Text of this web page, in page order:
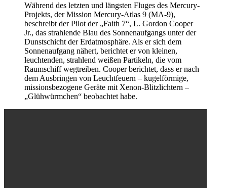
Während des letzten und längsten Fluges des Mercury-
Projekts, der Mission Mercury-Atlas 9 (MA-9),
beschreibt der Pilot der „Faith 7“, L. Gordon Cooper
Jr., das strahlende Blau des Sonnenaufgangs unter der
Dunstschicht der Erdatmosphäre. Als er sich dem
Sonnenaufgang nähert, berichtet er von kleinen,
leuchtenden, strahlend weißen Partikeln, die vom
Raumschiff wegtreiben. Cooper berichtet, dass er nach
dem Ausbringen von Leuchtfeuern – kugelförmige,
missionsbezogene Geräte mit Xenon-Blitzlichtern –
„Glühwürmchen“ beobachtet habe.